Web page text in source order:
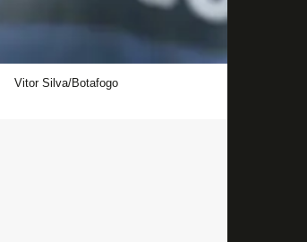
Vitor Silva/Botafogo